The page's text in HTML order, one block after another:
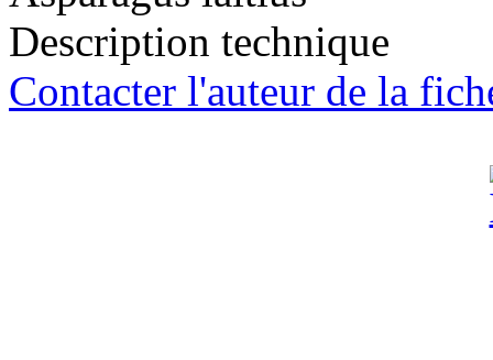
Description technique
Contacter l'auteur de la